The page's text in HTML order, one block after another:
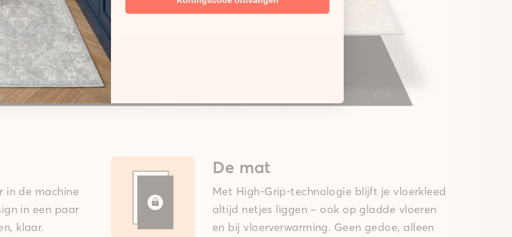
in de machine
in een paar
klaar.
De mat
Met High-Grip-technologie blijft je vloerkleed
altijd netjes liggen – ook op gladde vloeren
en bij vloerverwarming. Geen gedoe, alleen